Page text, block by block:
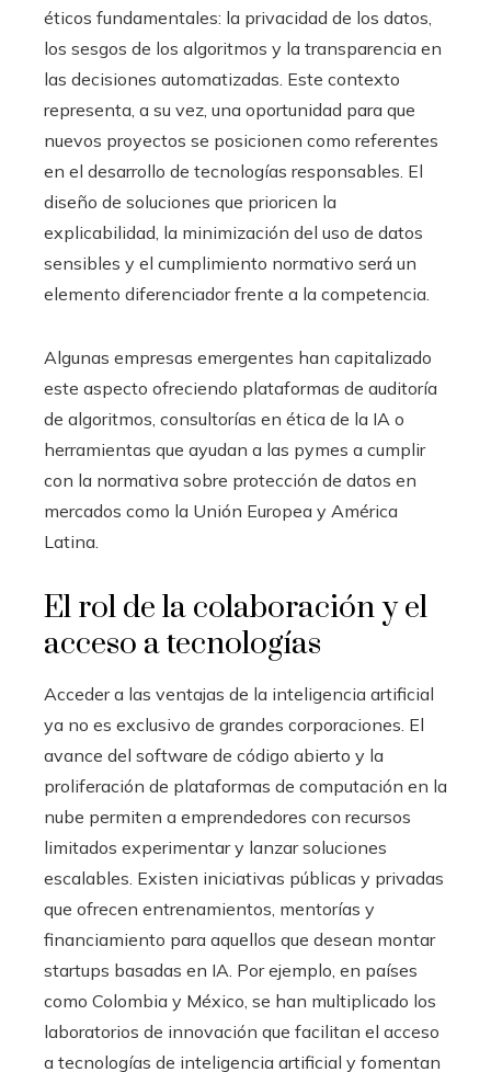
éticos fundamentales: la privacidad de los datos,
los sesgos de los algoritmos y la transparencia en
las decisiones automatizadas. Este contexto
representa, a su vez, una oportunidad para que
nuevos proyectos se posicionen como referentes
en el desarrollo de tecnologías responsables. El
diseño de soluciones que prioricen la
explicabilidad, la minimización del uso de datos
sensibles y el cumplimiento normativo será un
elemento diferenciador frente a la competencia.
Algunas empresas emergentes han capitalizado
este aspecto ofreciendo plataformas de auditoría
de algoritmos, consultorías en ética de la IA o
herramientas que ayudan a las pymes a cumplir
con la normativa sobre protección de datos en
mercados como la Unión Europea y América
Latina.
El rol de la colaboración y el
acceso a tecnologías
Acceder a las ventajas de la inteligencia artificial
ya no es exclusivo de grandes corporaciones. El
avance del software de código abierto y la
proliferación de plataformas de computación en la
nube permiten a emprendedores con recursos
limitados experimentar y lanzar soluciones
escalables. Existen iniciativas públicas y privadas
que ofrecen entrenamientos, mentorías y
financiamiento para aquellos que desean montar
startups basadas en IA. Por ejemplo, en países
como Colombia y México, se han multiplicado los
laboratorios de innovación que facilitan el acceso
a tecnologías de inteligencia artificial y fomentan